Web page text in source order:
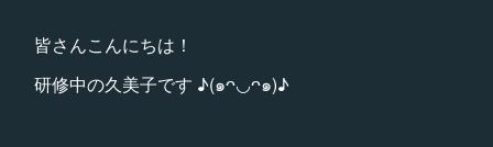
皆さんこんにちは！
研修中の久美子です ♪(๑ᴖ◡ᴖ๑)♪